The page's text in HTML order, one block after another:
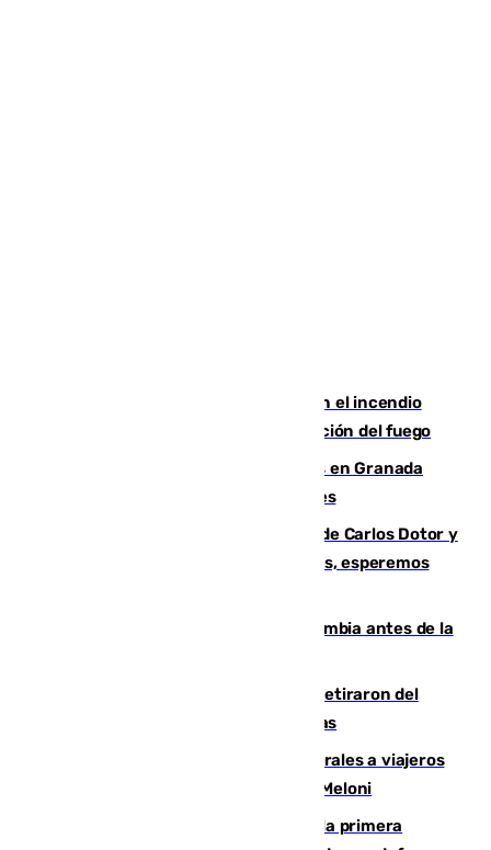
Activado el nivel 2 de emergencia en el incendio
forestal de Niebla por la compleja evolución del fuego
Controlado un incendio de rastrojos en Granada
junto a la autovía y al Callejón de Nogales
Juanfran Funes, sobre las lesiones de Carlos Dotor y
Fernando Calero: “Estamos preocupados, esperemos
Felipe VI refuerza los lazos con Colombia antes de la
Fernando Calero y Carlos Dotor se retiraron del
encuentro contra el Ceuta con molestias
España restablece controles temporales a viajeros
procedentes de Italia como repuesta a Meloni
El Málaga cae ante el Ceuta y suma la primera